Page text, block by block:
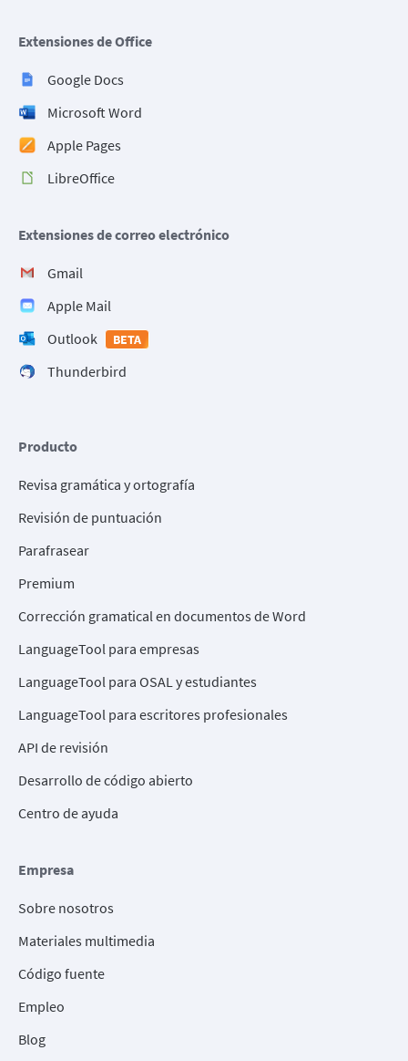
Extensiones de Office
Google Docs
Microsoft Word
Apple Pages
LibreOffice
Extensiones de correo electrónico
Gmail
Apple Mail
Outlook
BETA
Thunderbird
Producto
Revisa gramática y ortografía
Revisión de puntuación
Parafrasear
Premium
Corrección gramatical en documentos de Word
LanguageTool para empresas
LanguageTool para OSAL y estudiantes
LanguageTool para escritores profesionales
API de revisión
Desarrollo de código abierto
Centro de ayuda
Empresa
Sobre nosotros
Materiales multimedia
Código fuente
Empleo
Blog